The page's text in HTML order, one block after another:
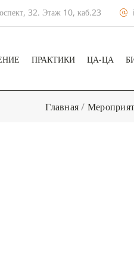
32. Этаж 10, каб.23
ПРАКТИКИ ЦА-ЦА
Главная/